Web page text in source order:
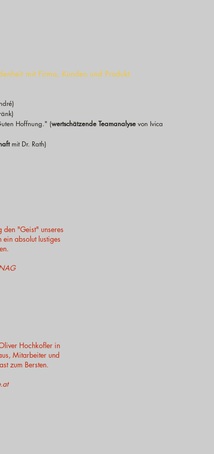
mit Firma, Kunden und Produkt.
Hoffnung." (wertschätzende Teamanalyse von Ivica
mit Dr. Rath)
"Geist" unseres
ein absolut lustiges
Hochkofler in
Mitarbeiter und
zum Bersten.